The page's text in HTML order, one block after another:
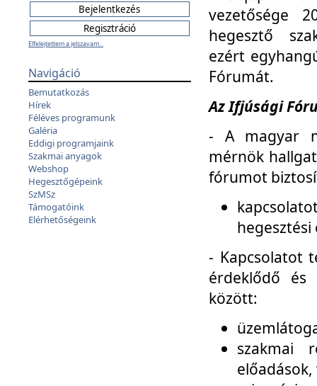
Elfelejtettem a jelszavam...
Navigáció
Bemutatkozás
Hírek
Féléves programunk
Galéria
Eddigi programjaink
Szakmai anyagok
Webshop
Hegesztőgépeink
SzMSz
Támogatóink
Elérhetőségeink
vezetősége
hegesztő
ezért
Fórumát.
Az Ifjúsági
- A magyar
mérnök
fórumot
- Kapcsolatot
érdeklődő és
között:
szakmai